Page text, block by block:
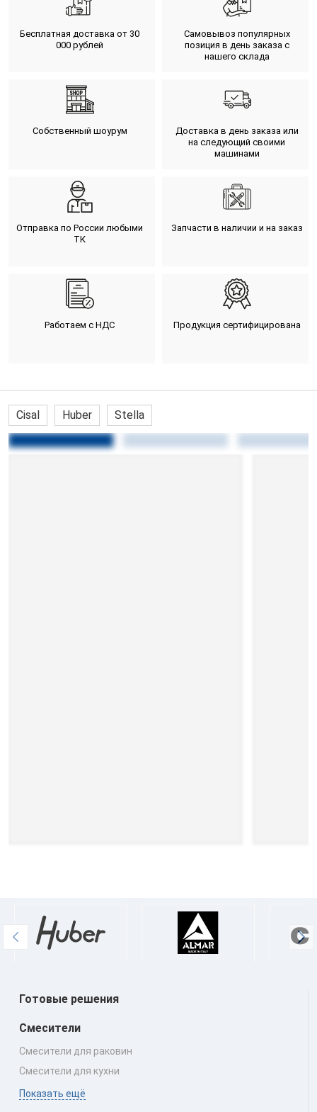
Бесплатная доставка от 30
000 рублей
Самовывоз популярных
позиция в день заказа с
нашего склада
Собственный шоурум
Доставка в день заказа или
на следующий своими
машинами
Отправка по России любыми
ТК
Запчасти в наличии и на заказ
Работаем с НДС Продукция сертифицирована
Cisal Huber Stella
Готовые решения
Смесители
Смесители для раковин
Смесители для кухни
Показать ещё